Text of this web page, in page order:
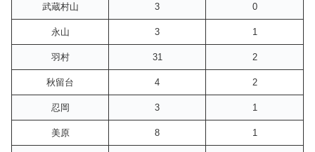
武蔵村山 3 0
永山 3 1
羽村 31 2
秋留台 4 2
忍岡 3 1
美原 8 1